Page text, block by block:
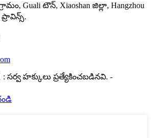
Guali టౌన్, Xiaoshan జిల్లా, Hangzhou
ప్రావిన్స్.
: సర్వ హక్కులు ప్రత్యేకించబడినవి. -